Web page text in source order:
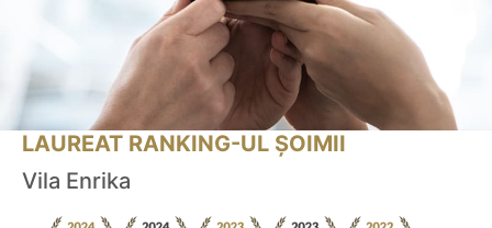
LAUREAT RANKING-UL ȘOIMII
Vila Enrika